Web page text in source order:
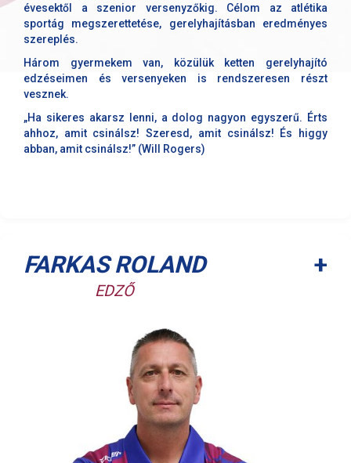
évesektől a szenior versenyzőkig. Célom az atlétika
sportág megszerettetése, gerelyhajításban eredményes
szereplés.
Három gyermekem van, közülük ketten gerelyhajító
edzéseimen és versenyeken is rendszeresen részt
vesznek.
„Ha sikeres akarsz lenni, a dolog nagyon egyszerű. Érts
ahhoz, amit csinálsz! Szeresd, amit csinálsz! És higgy
abban, amit csinálsz!” (Will Rogers)
FARKAS ROLAND
EDZŐ
+